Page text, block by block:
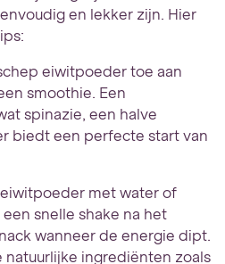
en lekker zijn. Hier
eiwitpoeder toe aan
smoothie. Een
spinazie, een halve
biedt een perfecte start van
met water of
snelle shake na het
wanneer de energie dipt.
natuurlijke ingrediënten zoals